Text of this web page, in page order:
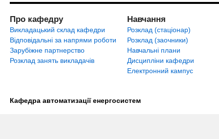
Про кафедру
Викладацький склад кафедри
Відповідальні за напрями роботи
Зарубіжне партнерство
Розклад занять викладачів
Навчання
Розклад (стаціонар)
Розклад (заочники)
Навчальні плани
Дисципліни кафедри
Електронний кампус
Кафедра автоматизації енергосистем